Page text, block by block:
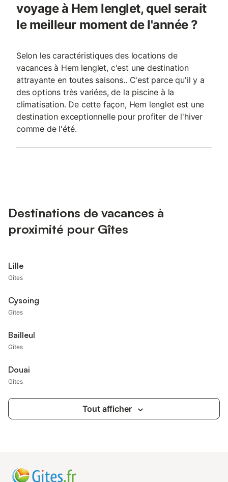
voyage à Hem lenglet, quel serait
le meilleur moment de l'année ?
Selon les caractéristiques des locations de
vacances à Hem lenglet, c'est une destination
attrayante en toutes saisons.. C'est parce qu'il y a
des options très variées, de la piscine à la
climatisation. De cette façon, Hem lenglet est une
destination exceptionnelle pour profiter de l'hiver
comme de l'été.
Destinations de vacances à
proximité pour Gîtes
Lille
Gîtes
Cysoing
Gîtes
Bailleul
Gîtes
Douai
Gîtes
Tout afficher